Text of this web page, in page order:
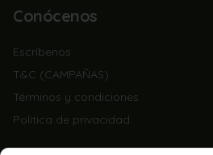
Conócenos
Escríbenos
T&C (CAMPAÑAS)
Términos y condiciones
Política de privacidad